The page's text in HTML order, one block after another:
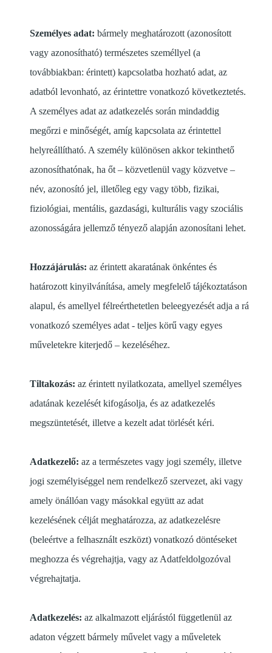
Személyes adat: bármely meghatározott (azonosított
vagy azonosítható) természetes személlyel (a
továbbiakban: érintett) kapcsolatba hozható adat, az
adatból levonható, az érintettre vonatkozó következtetés.
A személyes adat az adatkezelés során mindaddig
megőrzi e minőségét, amíg kapcsolata az érintettel
helyreállítható. A személy különösen akkor tekinthető
azonosíthatónak, ha őt – közvetlenül vagy közvetve –
név, azonosító jel, illetőleg egy vagy több, fizikai,
fiziológiai, mentális, gazdasági, kulturális vagy szociális
azonosságára jellemző tényező alapján azonosítani lehet.
Hozzájárulás: az érintett akaratának önkéntes és
határozott kinyilvánítása, amely megfelelő tájékoztatáson
alapul, és amellyel félreérthetetlen beleegyezését adja a rá
vonatkozó személyes adat - teljes körű vagy egyes
műveletekre kiterjedő – kezeléséhez.
Tiltakozás: az érintett nyilatkozata, amellyel személyes
adatának kezelését kifogásolja, és az adatkezelés
megszüntetését, illetve a kezelt adat törlését kéri.
Adatkezelő: az a természetes vagy jogi személy, illetve
jogi személyiséggel nem rendelkező szervezet, aki vagy
amely önállóan vagy másokkal együtt az adat
kezelésének célját meghatározza, az adatkezelésre
(beleértve a felhasznált eszközt) vonatkozó döntéseket
meghozza és végrehajtja, vagy az Adatfeldolgozóval
végrehajtatja.
Adatkezelés: az alkalmazott eljárástól függetlenül az
adaton végzett bármely művelet vagy a műveletek